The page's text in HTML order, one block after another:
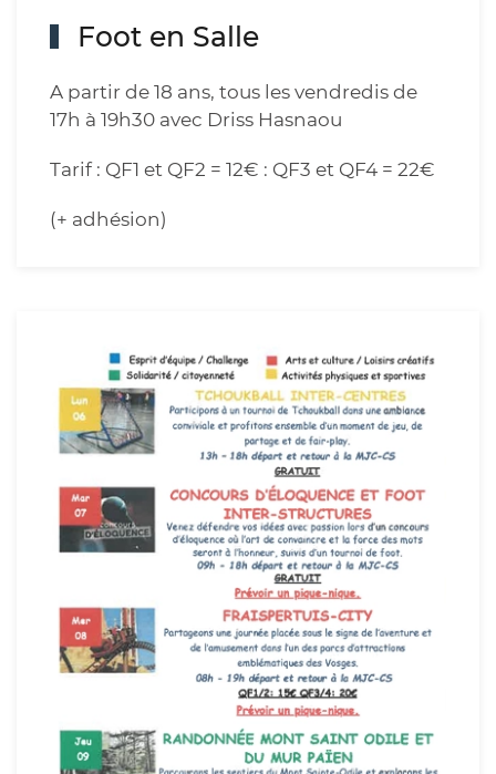
Foot en Salle
A partir de 18 ans, tous les vendredis de
17h à 19h30 avec Driss Hasnaou
Tarif : QF1 et QF2 = 12€ : QF3 et QF4 = 22€
(+ adhésion)